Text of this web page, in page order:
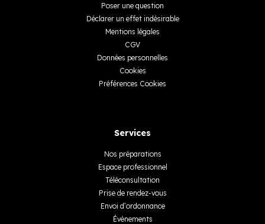
Poser une question
Déclarer un effet indésirable
Mentions légales
CGV
Données personnelles
Cookies
Préférences Cookies
Services
Nos préparations
Espace professionnel
Téléconsultation
Prise de rendez-vous
Envoi d’ordonnance
Événements